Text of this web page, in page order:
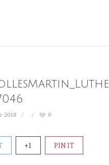
2018 0
+1 PIN IT